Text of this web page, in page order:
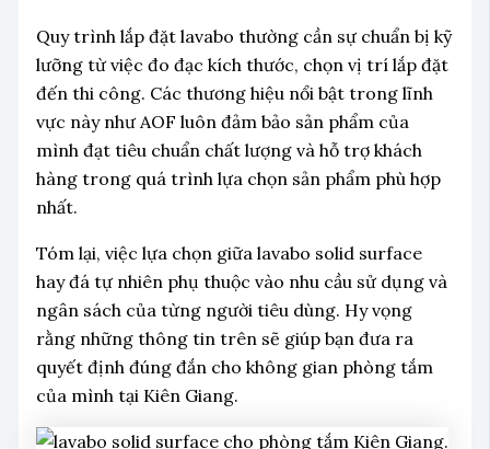
Quy trình lắp đặt lavabo thường cần sự chuẩn bị kỹ
lưỡng từ việc đo đạc kích thước, chọn vị trí lắp đặt
đến thi công. Các thương hiệu nổi bật trong lĩnh
vực này như AOF luôn đảm bảo sản phẩm của
mình đạt tiêu chuẩn chất lượng và hỗ trợ khách
hàng trong quá trình lựa chọn sản phẩm phù hợp
nhất.
Tóm lại, việc lựa chọn giữa lavabo solid surface
hay đá tự nhiên phụ thuộc vào nhu cầu sử dụng và
ngân sách của từng người tiêu dùng. Hy vọng
rằng những thông tin trên sẽ giúp bạn đưa ra
quyết định đúng đắn cho không gian phòng tắm
của mình tại Kiên Giang.